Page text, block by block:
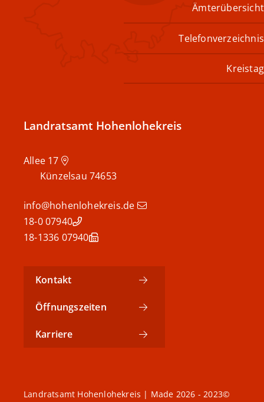
Ämterübersicht
Telefonverzeichnis
Kreistag
Landratsamt Hohenlohekreis
74653
Künzelsau
info@hohenlohekreis.de
07940 18-0
07940 18-1336
Kontakt
Öffnungszeiten
Karriere
©2023 - 2026 Landratsamt Hohenlohekreis | Made